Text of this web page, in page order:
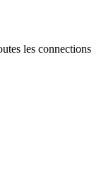
les connections